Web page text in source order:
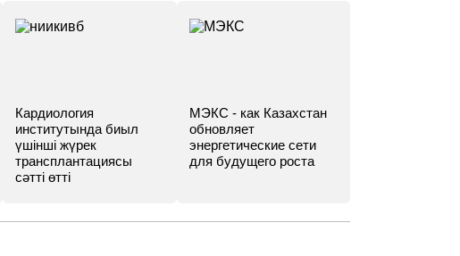
Кардиология
институтында биыл
үшінші жүрек
трансплантациясы
сәтті өтті
МЭКС - как Казахстан
обновляет
энергетические сети
для будущего роста